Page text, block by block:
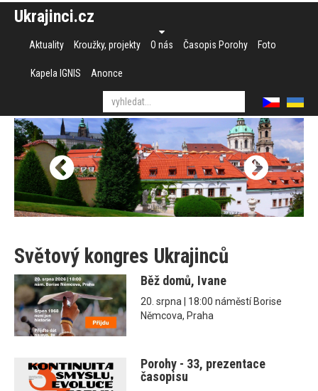
Ukrajinci.cz
Aktuality Kroužky, projekty O nás Časopis Porohy Foto
Kapela IGNIS Anonce
Světový kongres Ukrajinců
Běž domů, Ivane
20. srpna | 18:00 náměstí Borise
Němcova, Praha
Porohy - 33, prezentace
časopisu